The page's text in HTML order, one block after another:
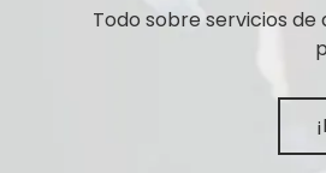
Todo sobre servicios